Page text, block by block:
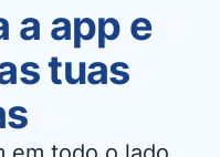
a app e
tuas